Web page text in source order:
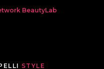
BeautyLab
STYLE